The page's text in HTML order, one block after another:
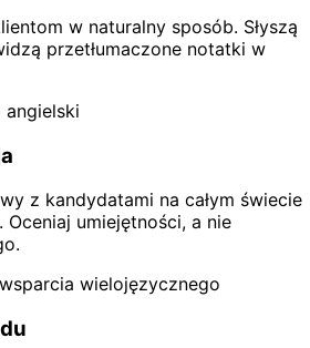
w naturalny sposób. Słyszą
przetłumaczone notatki w
angielski
z kandydatami na całym świecie
umiejętności, a nie
wielojęzycznego